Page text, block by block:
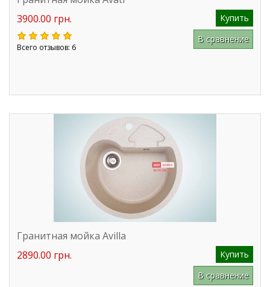
3900.00 грн.
Купить
Всего отзывов: 6
В сравнение
Гранитная мойка Avilla
2890.00 грн.
Купить
В сравнение